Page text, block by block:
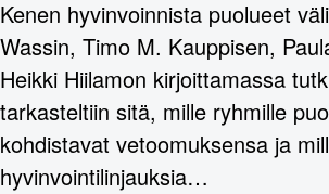
Kenen hyvinvoinnista puolueet
Wassin, Timo M. Kauppisen,
Heikki Hiilamon kirjoittamassa
tarkasteltiin sitä, mille ryhmille
kohdistavat vetoomuksensa ja
hyvinvointilinjauksia…